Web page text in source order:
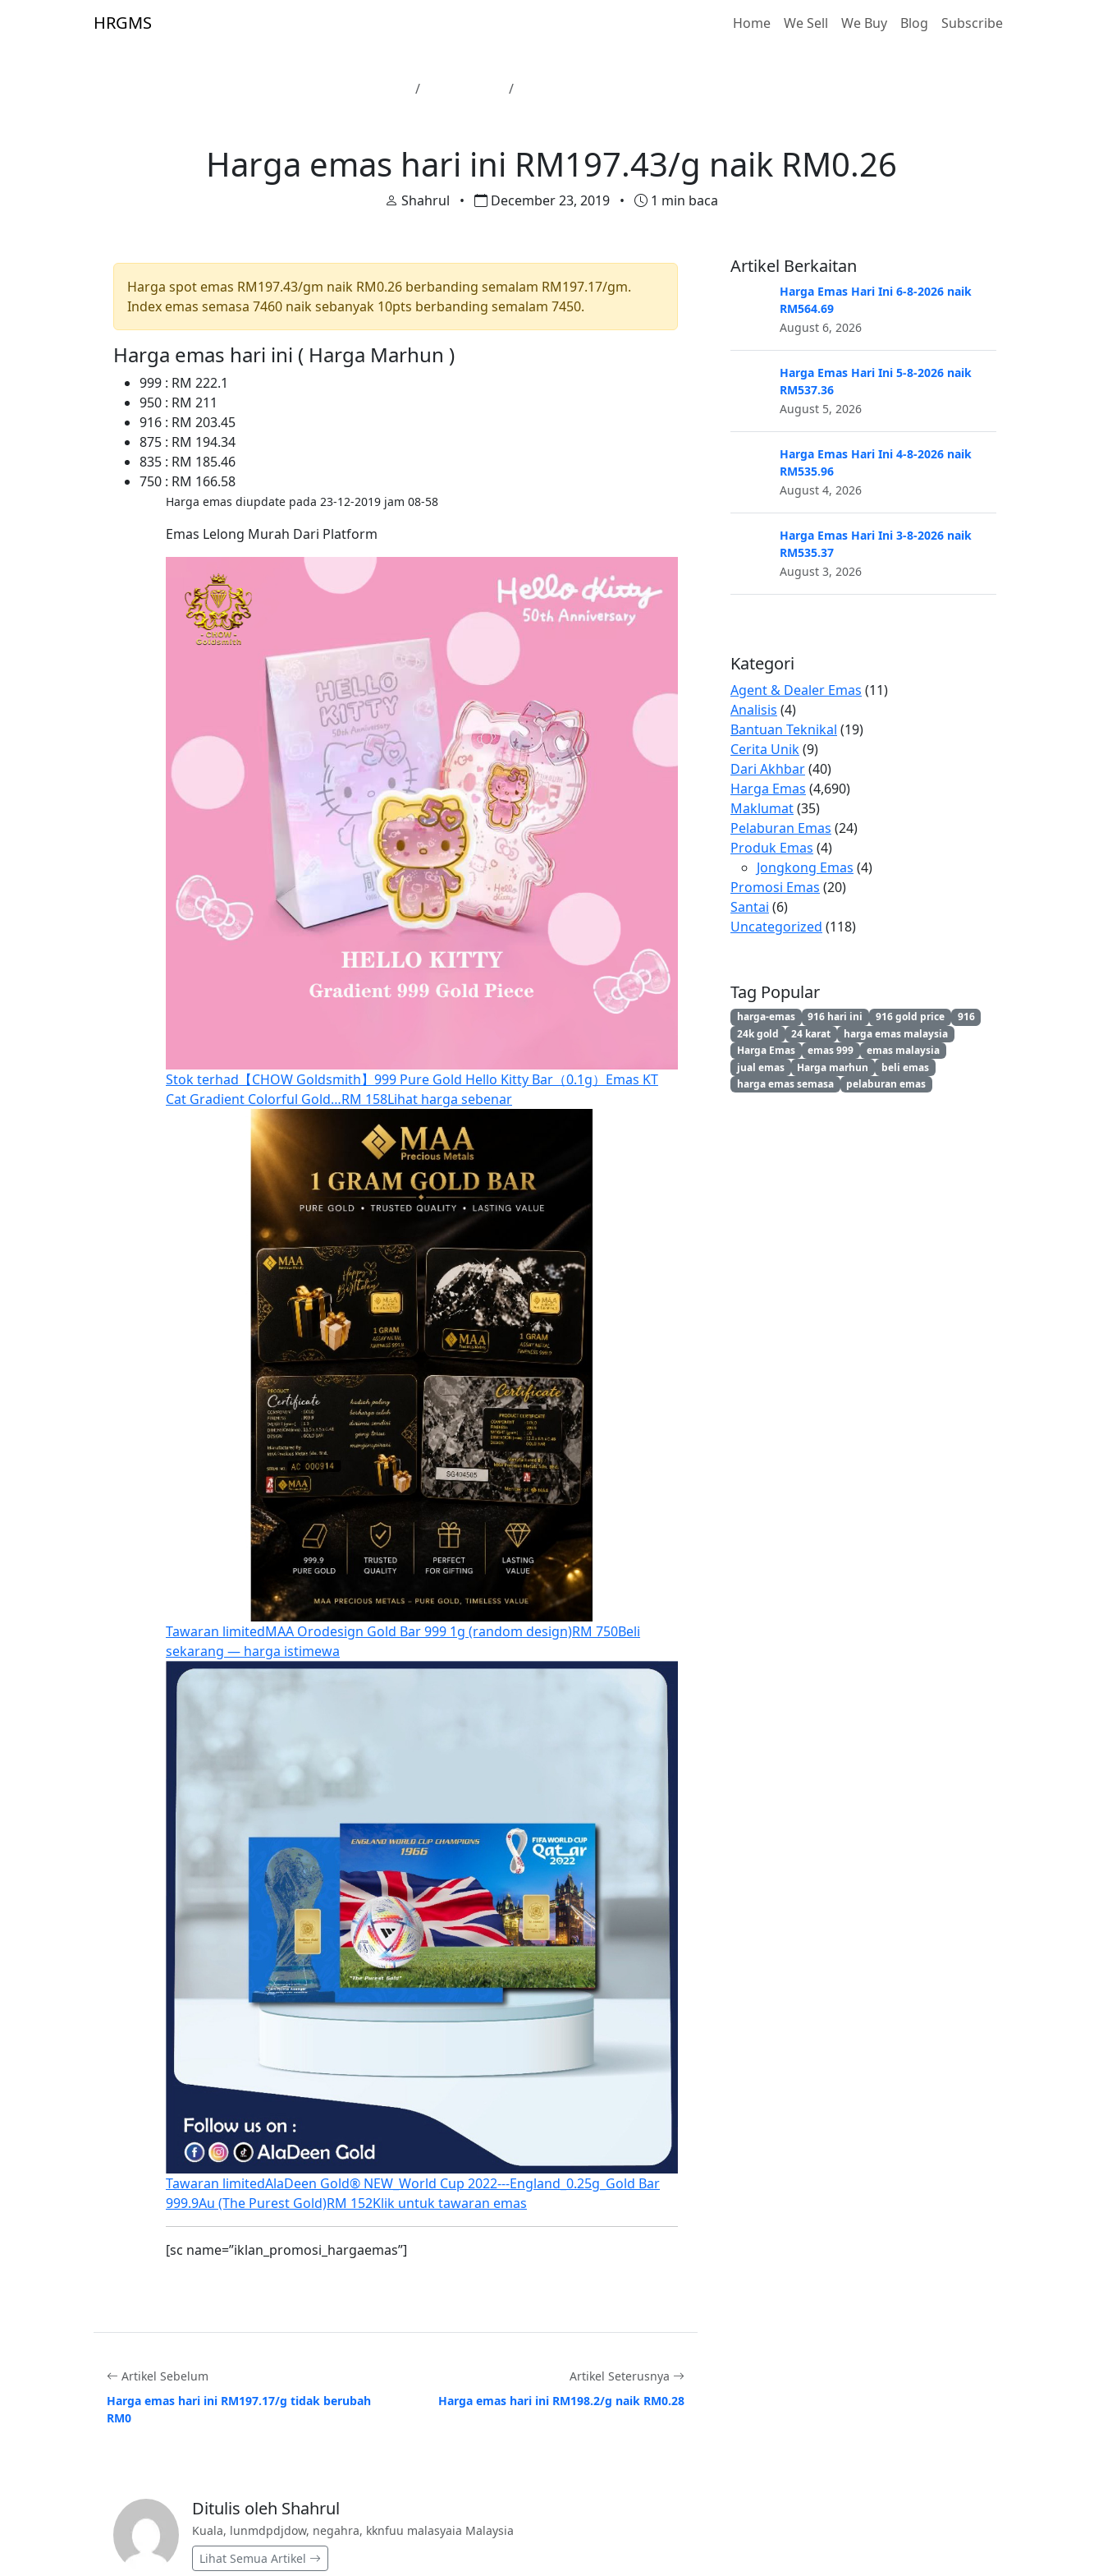
HRGMS Home We Sell We Buy Blog Subscribe
Harga emas hari ini RM197.43/g naik RM0.26
Shahrul • December 23, 2019 • 1 min baca
Harga spot emas RM197.43/gm naik RM0.26 berbanding semalam RM197.17/gm.
Index emas semasa 7460 naik sebanyak 10pts berbanding semalam 7450.
Harga emas hari ini ( Harga Marhun )
999 : RM 222.1
950 : RM 211
916 : RM 203.45
875 : RM 194.34
835 : RM 185.46
750 : RM 166.58
Harga emas diupdate pada 23-12-2019 jam 08-58
Emas Lelong Murah Dari Platform
Stok terhad 【CHOW Goldsmith】999 Pure Gold Hello Kitty Bar（0.1g）Emas KT
Cat Gradient Colorful Gold…RM 158Lihat harga sebenar
Tawaran limitedMAA Orodesign Gold Bar 999 1g (random design)RM 750Beli
sekarang — harga istimewa
Tawaran limitedAlaDeen Gold®️ NEW_World Cup 2022---England_0.25g_Gold Bar
999.9Au (The Purest Gold)RM 152Klik untuk tawaran emas
[sc name=”iklan_promosi_hargaemas”]
Artikel Sebelum
Harga emas hari ini RM197.17/g tidak berubah
RM0
Artikel Seterusnya
Harga emas hari ini RM198.2/g naik RM0.28
Ditulis oleh Shahrul
Kuala, lunmdpdjdow, negahra, kknfuu malasyaia Malaysia
Lihat Semua Artikel
Artikel Berkaitan
Harga Emas Hari Ini 6-8-2026 naik
RM564.69
August 6, 2026
Harga Emas Hari Ini 5-8-2026 naik
RM537.36
August 5, 2026
Harga Emas Hari Ini 4-8-2026 naik
RM535.96
August 4, 2026
Harga Emas Hari Ini 3-8-2026 naik
RM535.37
August 3, 2026
Kategori
Agent & Dealer Emas (11)
Analisis (4)
Bantuan Teknikal (19)
Cerita Unik(9)
Dari Akhbar(40)
Harga Emas (4,690)
Maklumat(35)
Pelaburan Emas (24)
Produk Emas (4)
Jongkong Emas (4)
Promosi Emas (20)
Santai (6)
Uncategorized (118)
Tag Popular
harga-emas 916 hari ini 916 gold price
916
24k gold
24 karat
harga emas malaysia
Harga Emas
emas 999
emas malaysia
jual emas
Harga marhun
beli emas
harga emas semasa
pelaburan emas